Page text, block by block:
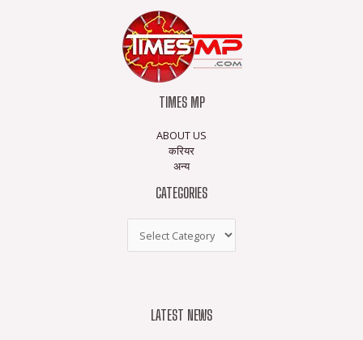
TIMES MP
ABOUT US
करियर
अन्य
CATEGORIES
LATEST NEWS